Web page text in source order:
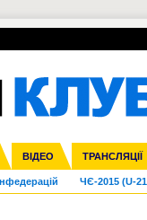
ВІДЕО ТРАНСЛЯЦІЇ
ліга Кубок України
Ліга націй Ліга
Франція Інші
ЧЄ-2015 (U-
УПЛ-ПЕРЕХОДИ